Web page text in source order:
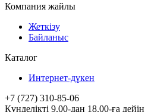
Компания жайлы
Жеткізу
Байланыс
Каталог
Интернет-дүкен
+7 (727) 310-85-06
Күнделікті 9.00-дан 18.00-ға дейін